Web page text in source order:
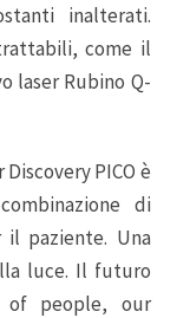
inalterati.
come il
laser Rubino Q-
PICO è
di
il paziente. Una
luce. Il futuro
of people, our